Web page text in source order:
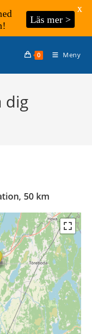
0 Meny
dig
50 km
Läs mer >
X